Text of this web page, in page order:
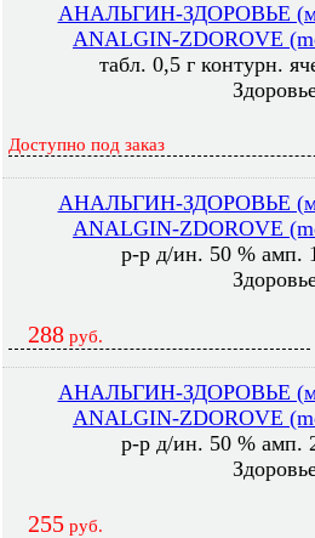
АНАЛЬГИН-ЗДОРОВЬЕ
ANALGIN-ZDOROVE
табл. 0,5 г контурн.
Доступно под заказ
АНАЛЬГИН-ЗДОРОВЬЕ
ANALGIN-ZDOROVE
р-р д/ин. 50 % амп.
288 руб.
АНАЛЬГИН-ЗДОРОВЬЕ
ANALGIN-ZDOROVE
р-р д/ин. 50 % амп.
255 руб.